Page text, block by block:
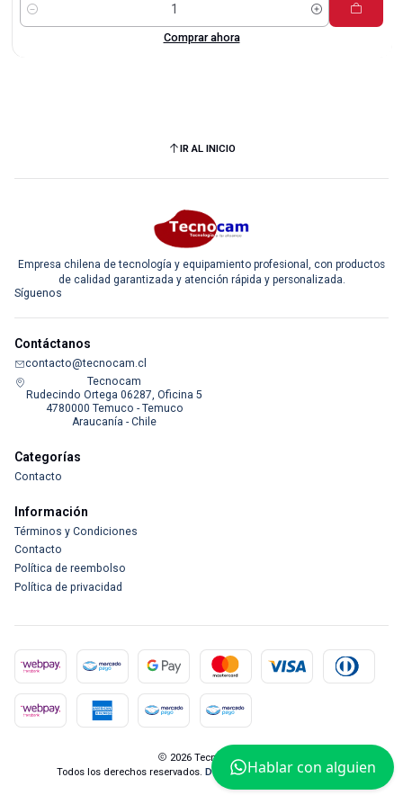
Cantidad
Comprar ahora
IR AL INICIO
Empresa chilena de tecnología y equipamiento profesional, con productos
de calidad garantizada y atención rápida y personalizada.
Síguenos
Contáctanos
contacto@tecnocam.cl
Tecnocam
Rudecindo Ortega 06287, Oficina 5
4780000 Temuco - Temuco
Araucanía - Chile
Categorías
Contacto
Información
Términos y Condiciones
Contacto
Política de reembolso
Política de privacidad
2026 Tecnocam.
Todos los derechos reservados. Desarrollado por Jumpseller.
Hablar con alguien